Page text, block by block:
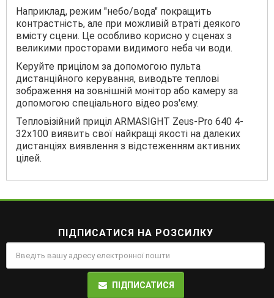
Наприклад, режим "небо/вода" покращить
контрастність, але при можливій втраті деякого
вмісту сцени. Це особливо корисно у сценах з
великими просторами видимого неба чи води.
Керуйте прицілом за допомогою пульта
дистанційного керування, виводьте теплові
зображення на зовнішній монітор або камеру за
допомогою спеціального відео роз'єму.
Тепловізійний приціл ARMASIGHT Zeus-Pro 640 4-
32x100 виявить свої найкращі якості на далеких
дистанціях виявлення з відстеженням активних
цілей.
ПІДПИСАТИСЯ НА РОЗСИЛКУ
ПІДПИСАТИСЯ